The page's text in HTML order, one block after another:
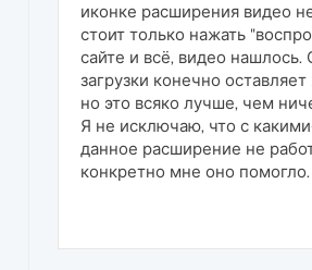
иконке расширения видео
стоит только нажать
сайте и всё, видео нашлось.
загрузки конечно
но это всяко лучше, чем
Я не исключаю, что с
данное расширение не
конкретно мне оно помогло.